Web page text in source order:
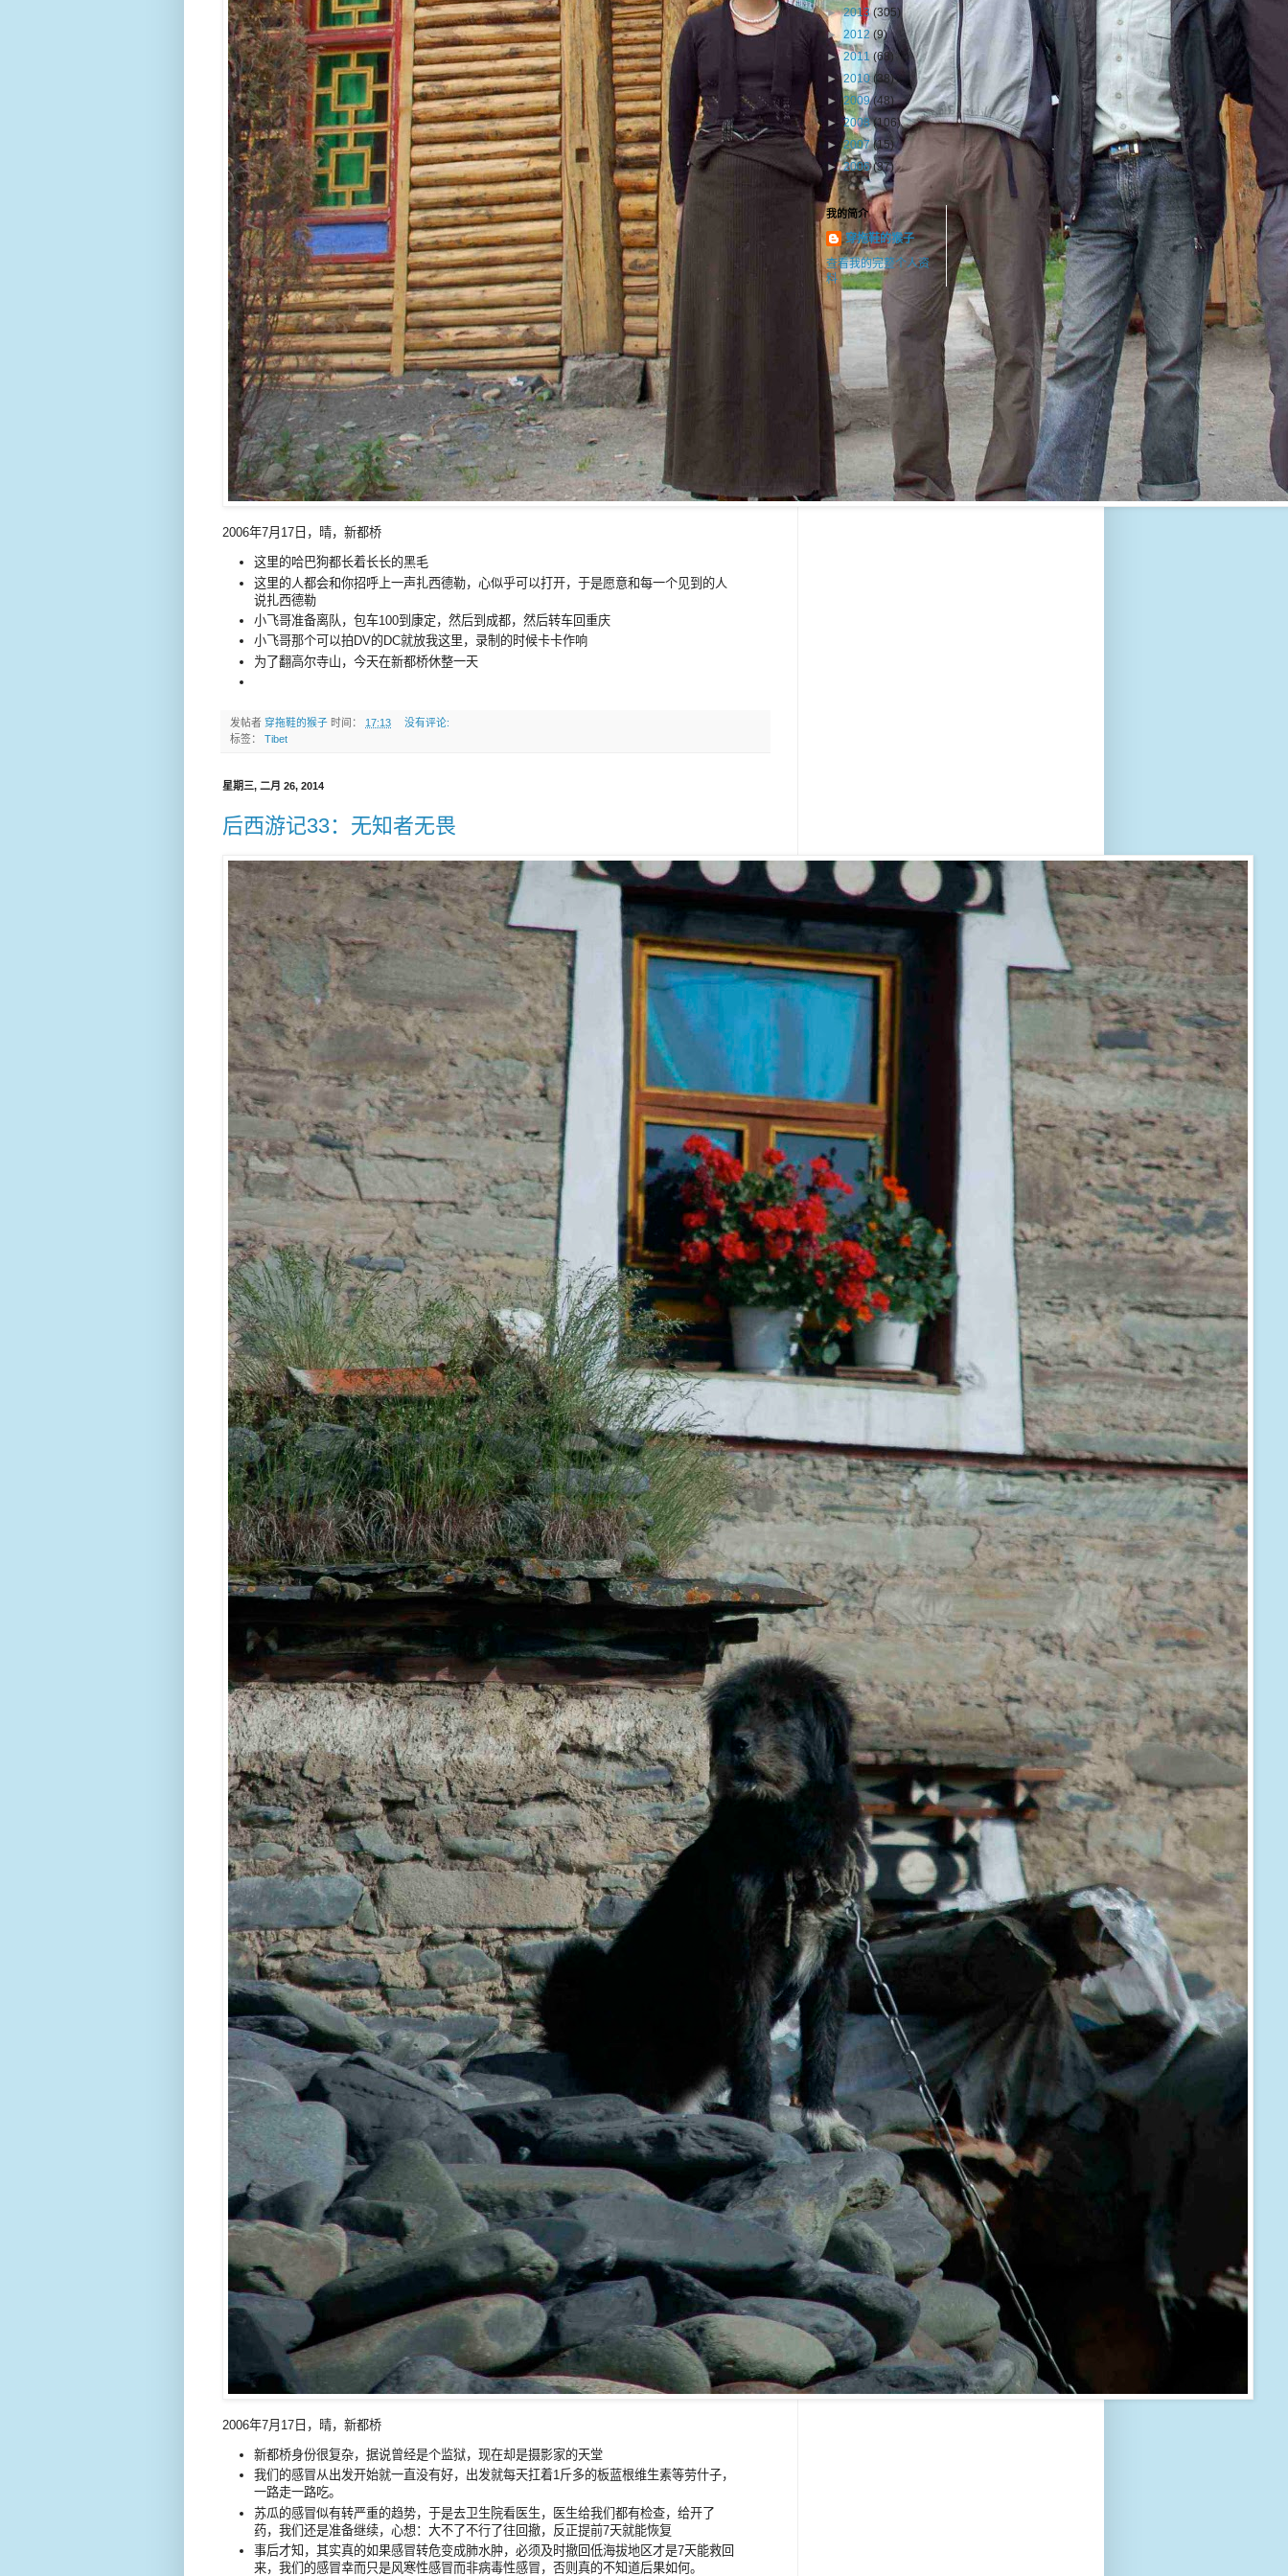
2006年7月17日，晴，新都桥
这里的哈巴狗都长着长长的黑毛
这里的人都会和你招呼上一声扎西德勒，心似乎可以打开，于是愿意和每一个见到的人
说扎西德勒
小飞哥准备离队，包车100到康定，然后到成都，然后转车回重庆
小飞哥那个可以拍DV的DC就放我这里，录制的时候卡卡作响
为了翻高尔寺山，今天在新都桥休整一天
发帖者 穿拖鞋的猴子 时间： 17:13
没有评论:
标签： Tibet
星期三, 二月 26, 2014
后西游记33：无知者无畏
2006年7月17日，晴，新都桥
新都桥身份很复杂，据说曾经是个监狱，现在却是摄影家的天堂
我们的感冒从出发开始就一直没有好，出发就每天扛着1斤多的板蓝根维生素等劳什子，
一路走一路吃。
苏瓜的感冒似有转严重的趋势，于是去卫生院看医生，医生给我们都有检查，给开了
药，我们还是准备继续，心想：大不了不行了往回撤，反正提前7天就能恢复
事后才知，其实真的如果感冒转危变成肺水肿，必须及时撤回低海拔地区才是7天能救回
来，我们的感冒幸而只是风寒性感冒而非病毒性感冒，否则真的不知道后果如何。
►2013(305)
► 2012(9)
► 2011(68)
►2010(38)
►2009(48)
►2008(106)
►2007(15)
►2006(37)
我的简介
穿拖鞋的猴子
查看我的完整个人资
料